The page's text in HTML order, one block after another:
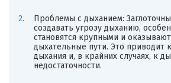
Проблемы с дыханием:
создавать угрозу дыханию,
становятся крупными и
дыхательные пути. Это приводит
дыхания и, в крайних случаях, к
недостаточности.